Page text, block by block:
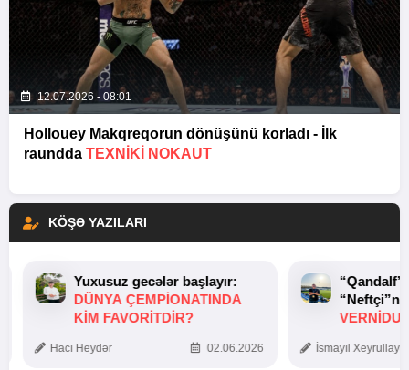
12.07.2026 - 08:01
Hollouey Makqreqorun dönüşünü korladı - İlk
raundda TEXNIKI NOKAUT
KÖŞƏ YAZILARI
Yuxusuz gecələr başlayır:
DÜNYA ÇEMPIONATINDA
KIM FAVORITDIR?
Hacı Heydər 02.06.2026 İsmayıl